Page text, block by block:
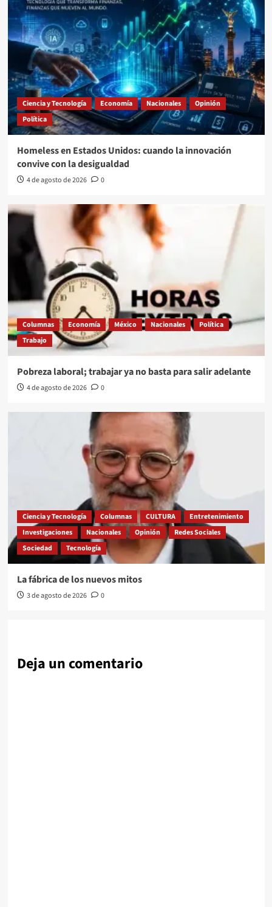
Ciencia y Tecnología Economía Nacionales
Opinión
Política
Homeless en Estados Unidos: cuando la innovación
convive con la desigualdad
4 de agosto de 2026 0
Columnas Economía México Nacionales
Política
Trabajo
Pobreza laboral; trabajar ya no basta para salir adelante
4 de agosto de 2026 0
Ciencia y Tecnología Columnas CULTURA
Entretenimiento
Investigaciones
Nacionales Opinión
Redes Sociales
Sociedad
Tecnología
La fábrica de los nuevos mitos
3 de agosto de 2026 0
Deja un comentario